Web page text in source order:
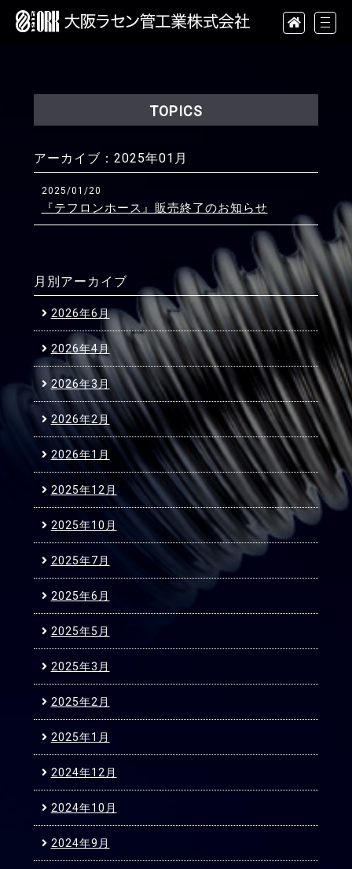
TOPICS
アーカイブ： 2025年01月
2025/01/20
『テフロンホース』販売終了のお知らせ
月別アーカイブ
2026年6月
2026年4月
2026年3月
2026年2月
2026年1月
2025年12月
2025年10月
2025年7月
2025年6月
2025年5月
2025年3月
2025年2月
2025年1月
2024年12月
2024年10月
2024年9月